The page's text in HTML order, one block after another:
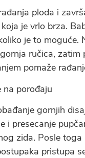
ploda i
je vrlo brza.
je to
ručica,
pomaže
gornjih
i presecanje
zida. Posle
pristupa